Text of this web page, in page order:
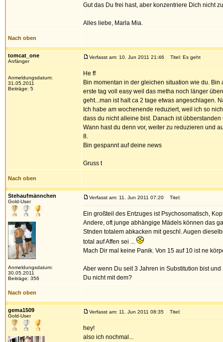
Gut das Du frei hast, aber konzentriere Dich nicht
Alles liebe, Marla Mia.
Nach oben
tomcat_one
Anfänger
Anmeldungsdatum:
31.05.2011
Beiträge: 5
Verfasst am: 10. Jun 2011 21:46 Titel: Es geht
He ff
Bin momentan in der gleichen situation wie du.
erste tag voll easy weil das metha noch länger
geht...man ist halt ca 2 tage etwas angeschlagen.
Ich habe am wochenende reduziert, weil ich so
dass du nicht alleine bist. Danach ist
Wann hast du denn vor, weiter zu reduzieren und
8.
Bin gespannt auf deine news
Gruss t
Nach oben
Stehaufmännchen
Gold-User
Anmeldungsdatum:
30.05.2011
Beiträge: 356
Verfasst am: 11. Jun 2011 07:20 Titel:
Ein großteil des Entzuges ist Psychosomatisch,
Andere, oft junge abhängige Mädels können das
Stnden totalem abkacken mit geschl. Augen
total auf Affen sei ...
Mach Dir mal keine Panik. Von 15 auf 10 ist ne
Aber wenn Du seit 3 Jahren in Substitution bist
Du nicht mit dem?
Nach oben
gema1509
Gold-User
Verfasst am: 11. Jun 2011 08:35 Titel:
hey!
also ich nochmal...